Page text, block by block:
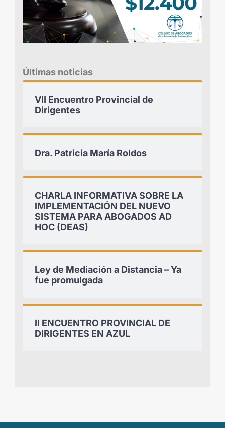
Últimas noticias
VII Encuentro Provincial de
Dirigentes
Dra. Patricia María Roldos
CHARLA INFORMATIVA SOBRE LA
IMPLEMENTACIÓN DEL NUEVO
SISTEMA PARA ABOGADOS AD
HOC (DEAS)
Ley de Mediación a Distancia – Ya
fue promulgada
II ENCUENTRO PROVINCIAL DE
DIRIGENTES EN AZUL